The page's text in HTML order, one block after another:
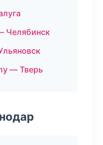
Челябинск
— Тверь